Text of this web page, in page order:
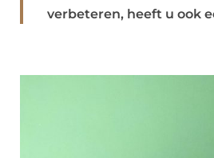
verbeteren, heeft u ook